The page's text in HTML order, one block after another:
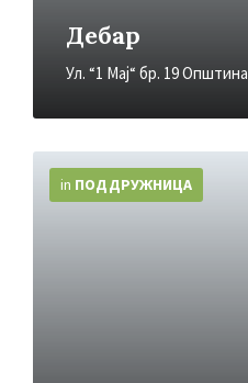
Дебар
Ул. “1 Мај“ бр. 19
in ПОДДРУЖНИЦA
Info